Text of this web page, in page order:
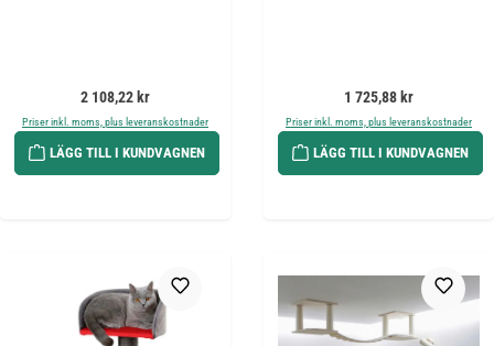
Ordinarie pris:
2 108,22 kr
Priser inkl. moms, plus leveranskostnader
LÄGG TILL I KUNDVAGNEN
Ordinarie pris:
1 725,88 kr
Priser inkl. moms, plus leveranskostnader
LÄGG TILL I KUNDVAGNEN